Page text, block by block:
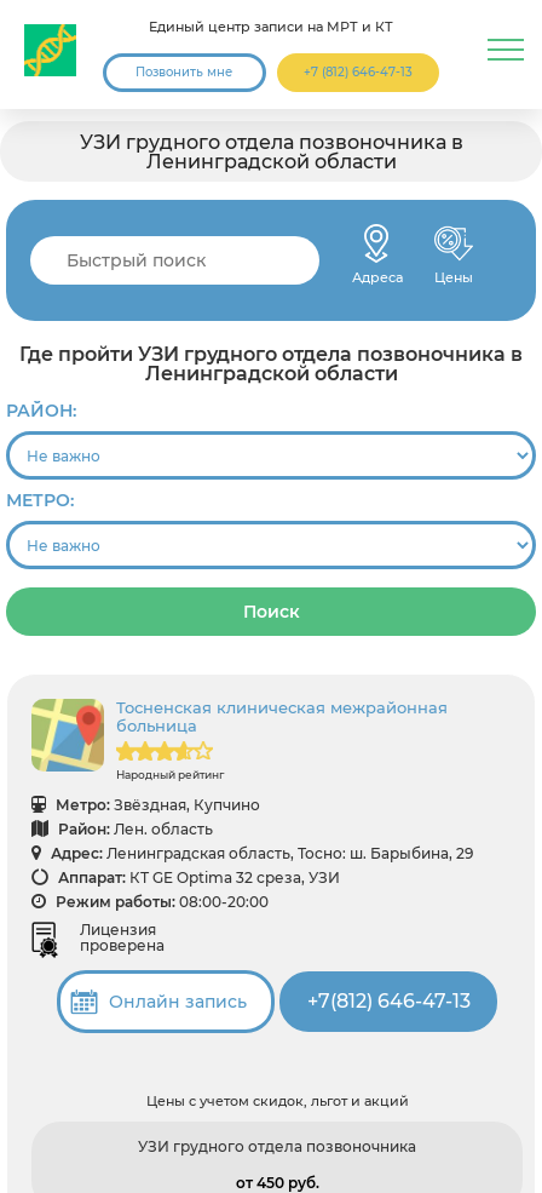
Единый центр записи на МРТ и КТ
Позвонить мне +7 (812) 646-47-13
УЗИ грудного отдела позвоночника в
Ленинградской области
Адреса Цены
Где пройти УЗИ грудного отдела позвоночника в
Ленинградской области
РАЙОН:
МЕТРО:
Поиск
Тосненская клиническая межрайонная
больница
Народный рейтинг
Метро: Звёздная, Купчино
Район: Лен. область
Адрес: Ленинградская область, Тосно: ш. Барыбина, 29
Аппарат: КТ GE Optima 32 среза, УЗИ
Режим работы: 08:00-20:00
Лицензия
проверена
Онлайн запись +7(812) 646-47-13
Цены с учетом скидок, льгот и акций
УЗИ грудного отдела позвоночника
от 450 pуб.